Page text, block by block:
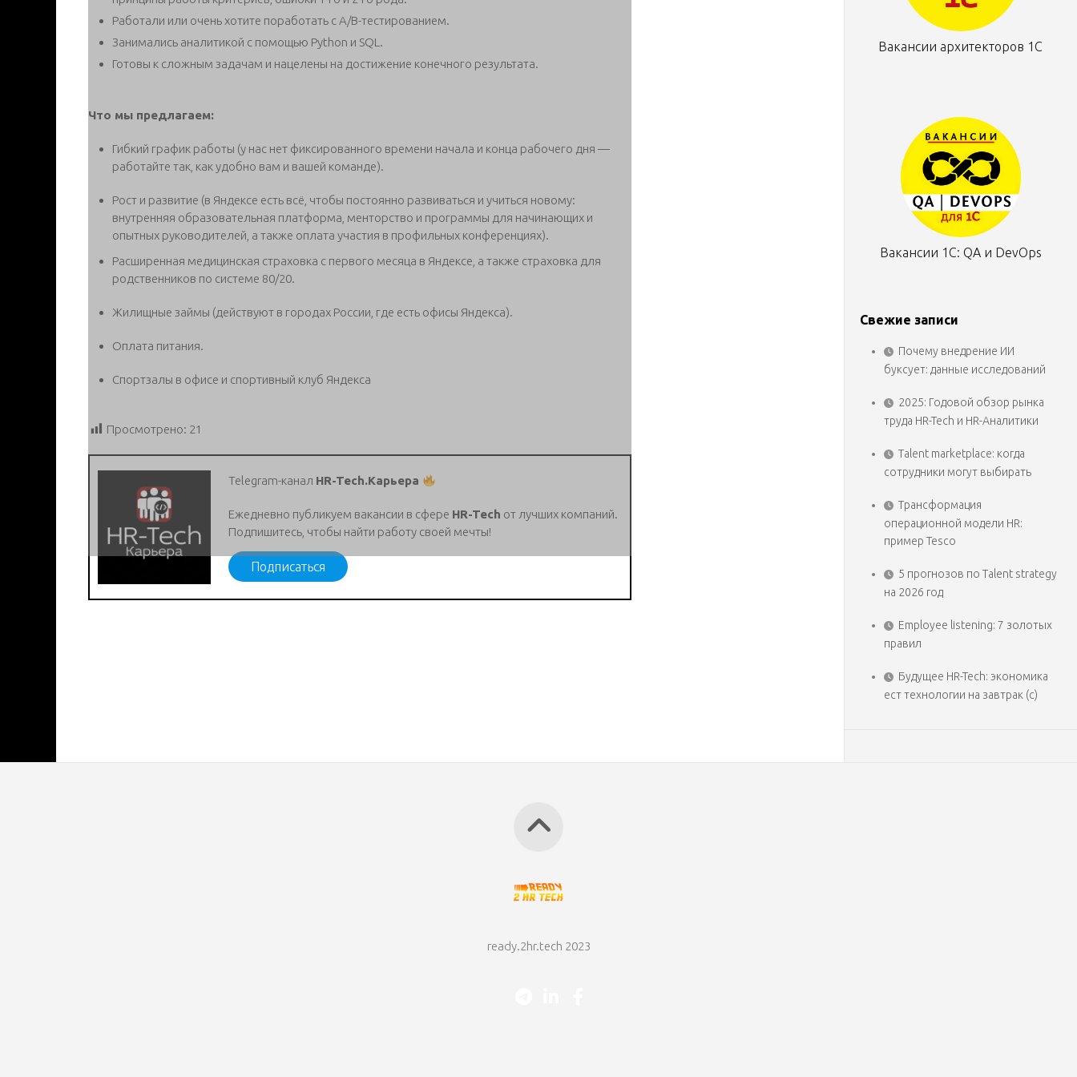
Работали или очень хотите поработать с A/B-тестированием.
Занимались аналитикой с помощью Python и SQL.
Готовы к сложным задачам и нацелены на достижение конечного результата.
Что мы предлагаем:
Гибкий график работы (у нас нет фиксированного времени начала и конца рабочего дня —
работайте так, как удобно вам и вашей команде).
Рост и развитие (в Яндексе есть всё, чтобы постоянно развиваться и учиться новому:
внутренняя образовательная платформа, менторство и программы для начинающих и
опытных руководителей, а также оплата участия в профильных конференциях).
Расширенная медицинская страховка с первого месяца в Яндексе, а также страховка для
родственников по системе 80/20.
Жилищные займы (действуют в городах России, где есть офисы Яндекса).
Оплата питания.
Спортзалы в офисе и спортивный клуб Яндекса
Просмотрено: 21
Telegram-канал HR-Tech.Карьера
Ежедневно публикуем вакансии в сфере HR-Tech от лучших компаний.
Подпишитесь, чтобы найти работу своей мечты!
Подписаться
Вакансии архитекторов 1С
Вакансии 1С: QA и DevOps
Свежие записи
Почему внедрение ИИ
буксует: данные исследований
2025: Годовой обзор рынка
труда HR-Tech и HR-Аналитики
Talent marketplace: когда
сотрудники могут выбирать
Трансформация
операционной модели HR:
пример Tesco
5 прогнозов по Talent strategy
на 2026 год
Employee listening: 7 золотых
правил
Будущее HR-Tech: экономика
ест технологии на завтрак (с)
ready.2hr.tech 2023